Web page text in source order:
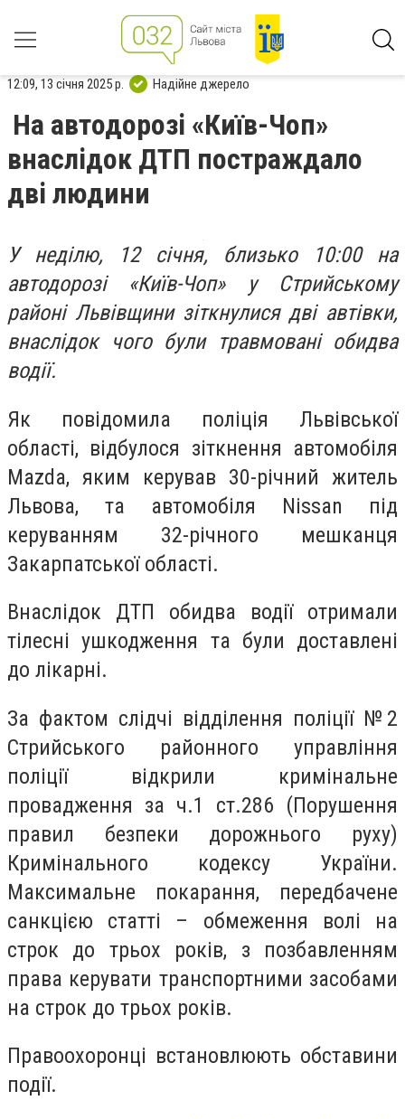
12:09, 13 січня 2025 р. Надійне джерело
На автодорозі «Київ-Чоп»
внаслідок ДТП постраждало
дві людини
У неділю, 12 січня, близько 10:00 на
автодорозі «Київ-Чоп» у Стрийському
районі Львівщини зіткнулися дві автівки,
внаслідок чого були травмовані обидва
водії.
Як повідомила поліція Львівської
області, відбулося зіткнення автомобіля
Mazda, яким керував 30-річний житель
Львова, та автомобіля Nissan під
керуванням 32-річного мешканця
Закарпатської області.
Внаслідок ДТП обидва водії отримали
тілесні ушкодження та були доставлені
до лікарні.
За фактом слідчі відділення поліції №2
Стрийського районного управління
поліції відкрили кримінальне
провадження за ч.1 ст.286 (Порушення
правил безпеки дорожнього руху)
Кримінального кодексу України.
Максимальне покарання, передбачене
санкцією статті – обмеження волі на
строк до трьох років, з позбавленням
права керувати транспортними засобами
на строк до трьох років.
Правоохоронці встановлюють обставини
події.